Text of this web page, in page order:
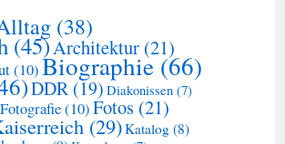
(38)
(45)Architektur (21)
(10)Biographie (66)
DDR (19) Diakonissen (7)
Fotografie(10)Fotos (21)
(29)Katalog (8)